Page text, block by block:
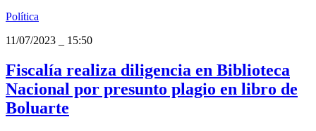
Política
11/07/2023
15:50
Fiscalía realiza diligencia en Biblioteca
Nacional por presunto plagio en libro de
Boluarte